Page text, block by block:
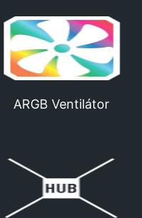
ARGB Ventilátor